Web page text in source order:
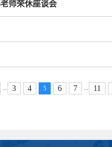
师荣休座谈会
3 4 5 6 7 11